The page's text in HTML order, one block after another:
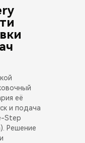
её
и подача
Step
Решение